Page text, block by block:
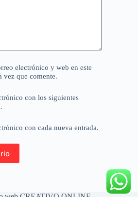
electrónico y web en este
vez que comente.
con los siguientes
con cada nueva entrada.